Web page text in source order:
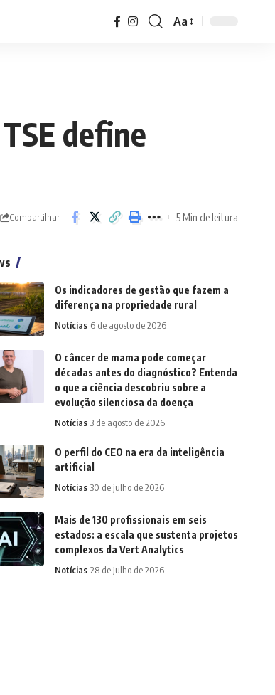
Font
Aa
define
Compartilhar 5 Min de leitura
Os indicadores de gestão que fazem a
diferença na propriedade rural
Notícias 6 de agosto de 2026
O câncer de mama pode começar
décadas antes do diagnóstico? Entenda
o que a ciência descobriu sobre a
evolução silenciosa da doença
Notícias 3 de agosto de 2026
O perfil do CEO na era da inteligência
artificial
Notícias 30 de julho de 2026
Mais de 130 profissionais em seis
estados: a escala que sustenta projetos
complexos da Vert Analytics
Notícias 28 de julho de 2026